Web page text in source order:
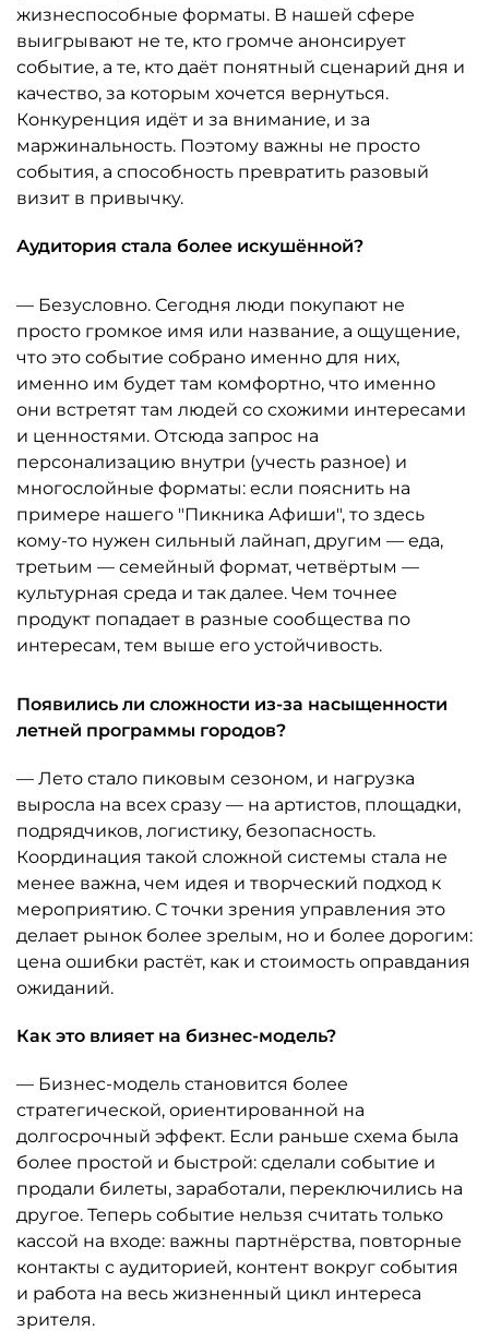
жизнеспособные форматы. В нашей сфере
выигрывают не те, кто громче анонсирует
событие, а те, кто даёт понятный сценарий дня и
качество, за которым хочется вернуться.
Конкуренция идёт и за внимание, и за
маржинальность. Поэтому важны не просто
события, а способность превратить разовый
визит в привычку.
Аудитория стала более искушённой?
— Безусловно. Сегодня люди покупают не
просто громкое имя или название, а ощущение,
что это событие собрано именно для них,
именно им будет там комфортно, что именно
они встретят там людей со схожими интересами
и ценностями. Отсюда запрос на
персонализацию внутри (учесть разное) и
многослойные форматы: если пояснить на
примере нашего "Пикника Афиши", то здесь
кому-то нужен сильный лайнап, другим — еда,
третьим — семейный формат, четвёртым —
культурная среда и так далее. Чем точнее
продукт попадает в разные сообщества по
интересам, тем выше его устойчивость.
Появились ли сложности из-за насыщенности
летней программы городов?
— Лето стало пиковым сезоном, и нагрузка
выросла на всех сразу — на артистов, площадки,
подрядчиков, логистику, безопасность.
Координация такой сложной системы стала не
менее важна, чем идея и творческий подход к
мероприятию. С точки зрения управления это
делает рынок более зрелым, но и более дорогим:
цена ошибки растёт, как и стоимость оправдания
ожиданий.
Как это влияет на бизнес-модель?
— Бизнес-модель становится более
стратегической, ориентированной на
долгосрочный эффект. Если раньше схема была
более простой и быстрой: сделали событие и
продали билеты, заработали, переключились на
другое. Теперь событие нельзя считать только
кассой на входе: важны партнёрства, повторные
контакты с аудиторией, контент вокруг события
и работа на весь жизненный цикл интереса
зрителя.